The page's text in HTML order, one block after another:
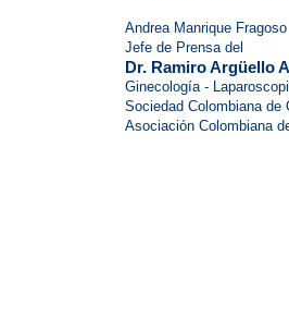
Andrea Manrique Fragoso
Jefe de Prensa del
Dr. Ramiro Argüello
Ginecología -
Sociedad Colombiana
Asociación Colombiana